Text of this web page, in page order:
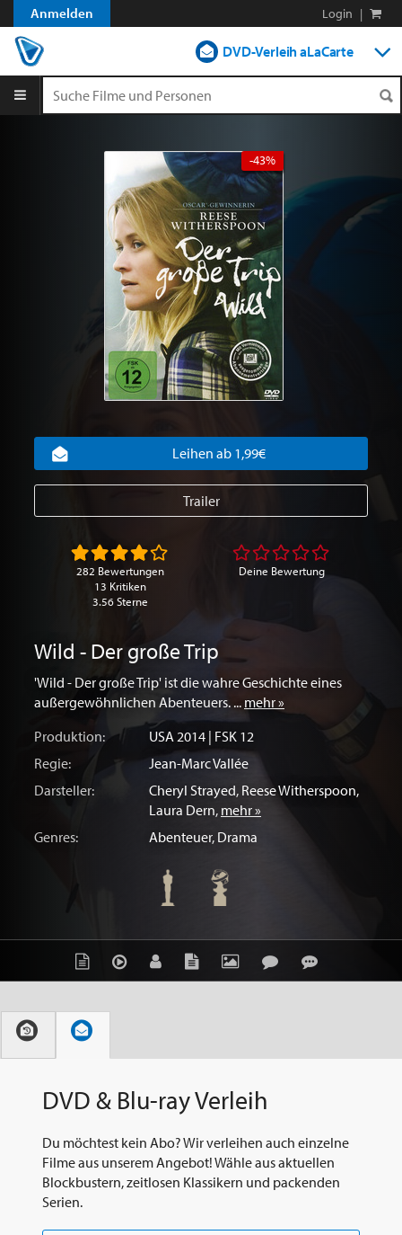
Anmelden Login |
DVD-Verleih aLaCarte
Shop
Blog
-43%
Wild - Der große Trip
'Wild - Der große Trip' ist die wahre Geschichte eines
außergewöhnlichen Abenteuers. ... mehr »
Produktion:
USA 2014 | FSK 12
Regie:
Jean-Marc Vallée
Darsteller:
Cheryl Strayed, Reese Witherspoon,
Laura Dern, mehr »
Genres:
Abenteuer, Drama
Leihen ab 1,99€
Trailer
282 Bewertungen
13 Kritiken
3.56 Sterne
Deine Bewertung
DVD & Blu-ray Verleih
Du möchtest kein Abo? Wir verleihen auch einzelne
Filme aus unserem Angebot! Wähle aus aktuellen
Blockbustern, zeitlosen Klassikern und packenden
Serien.